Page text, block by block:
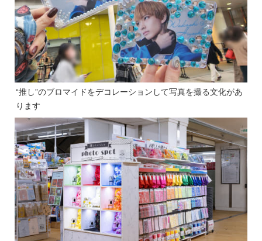
“推し”のブロマイドをデコレーションして写真を撮る文化があ
ります